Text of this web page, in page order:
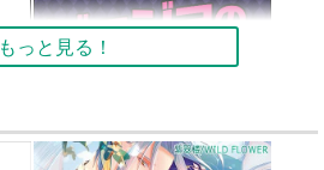
もっと見る！